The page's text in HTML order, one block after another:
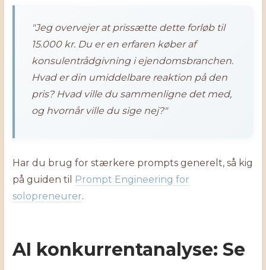
"Jeg overvejer at prissætte dette forløb til
15.000 kr. Du er en erfaren køber af
konsulentrådgivning i ejendomsbranchen.
Hvad er din umiddelbare reaktion på den
pris? Hvad ville du sammenligne det med,
og hvornår ville du sige nej?"
Har du brug for stærkere prompts generelt, så kig
på guiden til
Prompt Engineering for
solopreneurer.
AI konkurrentanalyse: Se